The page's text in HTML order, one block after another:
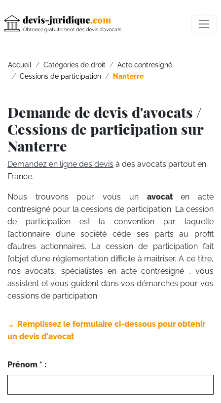
Accueil Catégories de droit
Acte contresigné
Cessions de participation
Nanterre
Demande de devis d'avocats /
Cessions de participation sur
Nanterre
Demandez en ligne des devis à des avocats partout en
France.
Nous trouvons pour vous un avocaten acte
contresigné pour la cessions de participation. La cession
de participation est la convention par laquelle
l’actionnaire d’une société cède ses parts au profit
d’autres actionnaires. La cession de participation fait
l’objet d’une réglementation difficile à maitriser. A ce titre,
nos avocats, spécialistes en acte contresigné , vous
assistent et vous guident dans vos démarches pour vos
cessions de participation.
Remplissez le formulaire ci-dessous pour obtenir
un devis d'avocat
Prénom * :